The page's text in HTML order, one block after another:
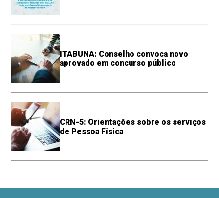
ITABUNA: Conselho convoca novo
aprovado em concurso público
CRN-5: Orientações sobre os serviços
de Pessoa Física